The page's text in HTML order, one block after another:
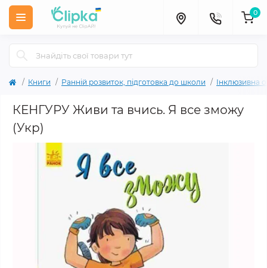
0
Книги Ранній розвиток, підготовка до школи Інклюзивна
КЕНГУРУ Живи та вчись. Я все зможу
(Укр)